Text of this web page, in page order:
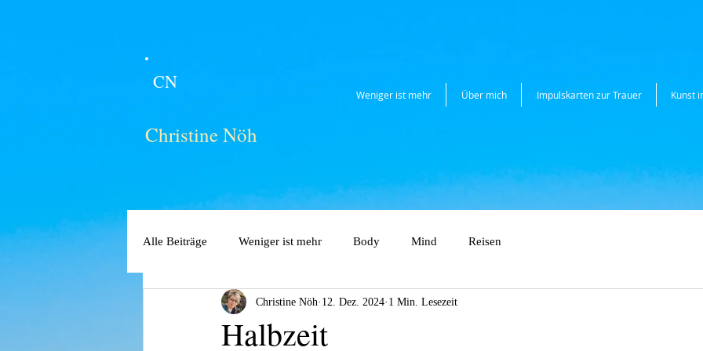
Weniger ist mehr Über mich Impulskarten zur Trauer Kunst
CN
Christine Nöh
Alle Beiträge Weniger ist mehr Body Mind Reisen
Halbzeit
Christine Nöh 12. Dez. 2024 1 Min. Lesezeit